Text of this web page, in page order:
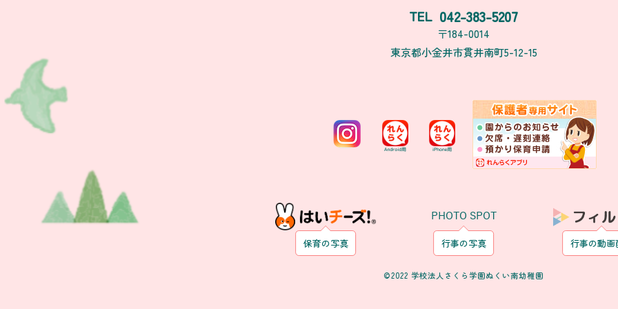
TEL 042-383-5207
〒184-0014
東京都小金井市貫井南町5-12-15
保育の写真
PHOTO SPOT
行事の写真 行事の動画
©2022 学校法人さくら学園ぬくい南幼稚園